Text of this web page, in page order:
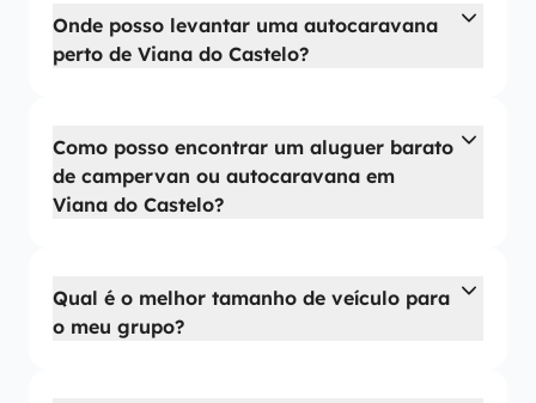
Onde posso levantar uma autocaravana
perto de Viana do Castelo?
Como posso encontrar um aluguer barato
de campervan ou autocaravana em
Viana do Castelo?
Qual é o melhor tamanho de veículo para
o meu grupo?